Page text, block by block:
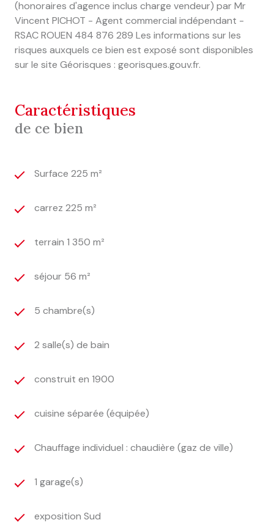
(honoraires d'agence inclus charge vendeur) par Mr
Vincent PICHOT - Agent commercial indépendant -
RSAC ROUEN 484 876 289 Les informations sur les
risques auxquels ce bien est exposé sont disponibles
sur le site Géorisques : georisques.gouv.fr.
caractéristiques
de ce bien
Surface 225 m²
carrez 225 m²
terrain 1 350 m²
séjour 56 m²
5 chambre(s)
2 salle(s) de bain
construit en 1900
cuisine séparée (équipée)
Chauffage individuel : chaudière (gaz de ville)
1 garage(s)
exposition Sud